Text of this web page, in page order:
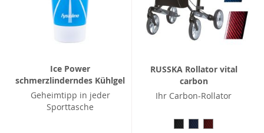
Ice Power
schmerzlinderndes Kühlgel
Geheimtipp in jeder
Sporttasche
RUSSKA Rollator vital
carbon
Ihr Carbon-Rollator